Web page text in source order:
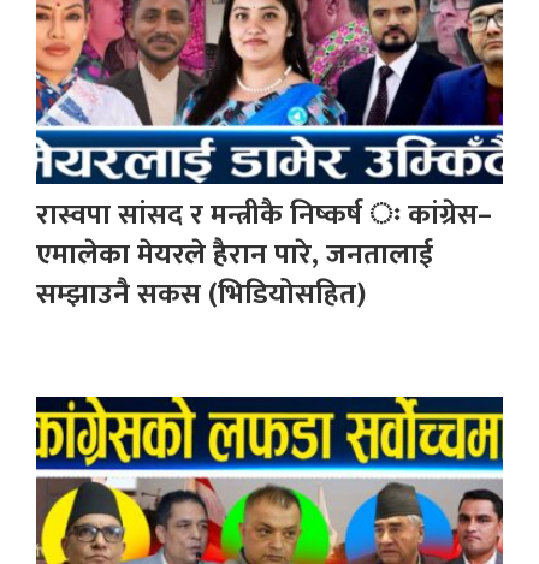
रास्वपा सांसद र मन्त्रीकै निष्कर्ष ः कांग्रेस–
एमालेका मेयरले हैरान पारे, जनतालाई
सम्झाउनै सकस (भिडियोसहित)